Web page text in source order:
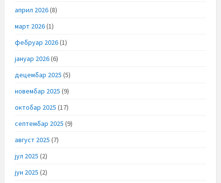
април 2026(8)
март 2026(1)
фебруар 2026(1)
јануар 2026(6)
децембар 2025 (5)
новембар 2025 (9)
октобар 2025 (17)
септембар 2025 (9)
август 2025 (7)
јул 2025 (2)
јун 2025 (2)